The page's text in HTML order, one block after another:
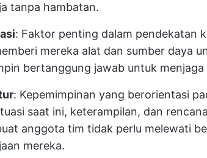
tanpa hambatan.
: Faktor penting dalam pendekatan
mereka alat dan sumber daya
bertanggung jawab untuk
: Kepemimpinan yang berorientasi
saat ini, keterampilan, dan
anggota tim tidak perlu melewati
mereka.